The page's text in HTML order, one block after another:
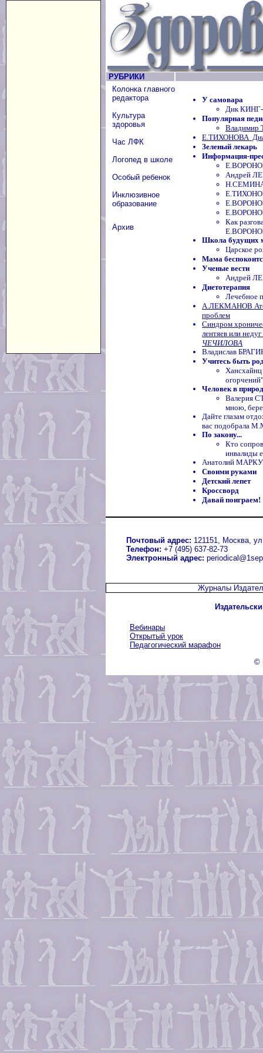
РУБРИКИ
Колонка главного
редактора
Культура
здоровья
Час ЛФК
Логопед в школе
Особый ребенок
Инклюзивное
образование
Архив
У самовара
Дик КИНГ-
Популярная
Владимир
Е.ТИХОНОВА
Зеленый лекарь
Информация-
Андрей
Н.СЕМИНА
Как
Школа будущих
Царское
Мама
Ученые вести
Андрей
Диетотерапия
Лечебное
А.ЛЕКМАНОВ
проблем
Синдром
лентяев или
ЧЕЧИЛОВА
Владислав
Учитесь быть
Человек в
Валерия
мною,
Дайте глазам
вас подобрала
По закону...
Кто
инвалиды
Анатолий
Своими руками
Детский лепет
Кроссворд
Давай поиграем!
Почтовый адрес: 121151, Москва,
Телефон: +7 (495) 637-82-73
Электронный адрес:
Журналы
Вебинары
Открытый урок
Педагогический марафон
©